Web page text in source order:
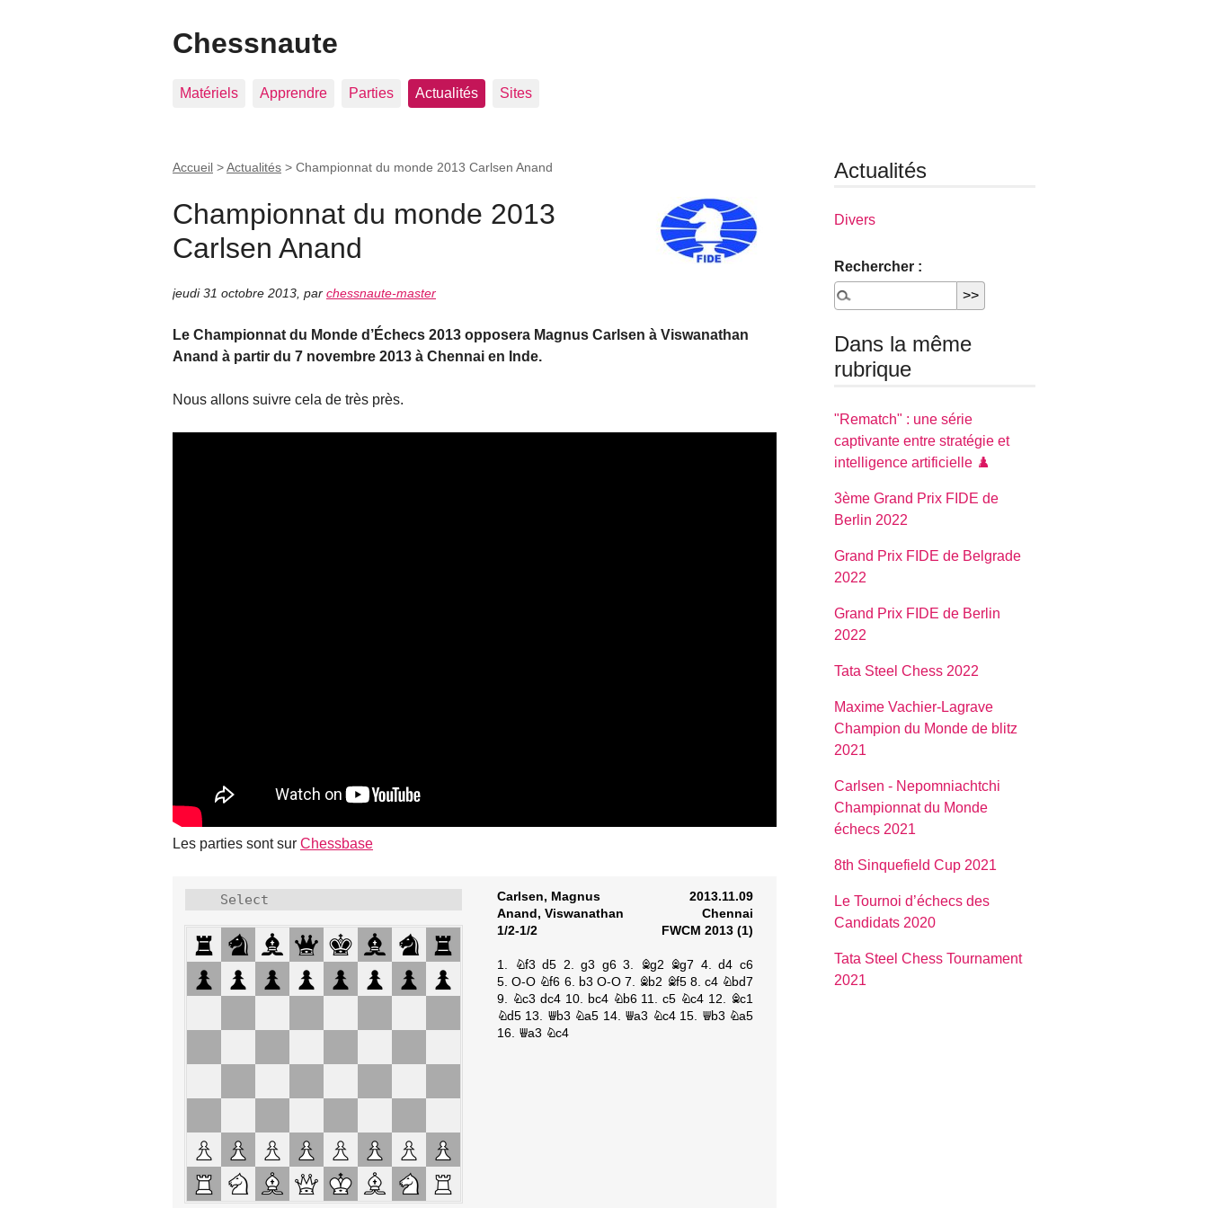
Chessnaute
Matériels Apprendre Parties Actualités Sites
Accueil >Actualités > Championnat du monde 2013 Carlsen Anand
Championnat du monde 2013
Carlsen Anand
jeudi 31 octobre 2013 par chessnaute-master
Le Championnat du Monde d’Échecs 2013 opposera Magnus Carlsen à Viswanathan
Anand à partir du 7 novembre 2013 à Chennai en Inde.
Nous allons suivre cela de très près.
Les parties sont sur Chessbase
Actualités
Divers
Rechercher :
Dans la même
rubrique
"Rematch" : une série
captivante entre stratégie et
intelligence artificielle ♟️
3ème Grand Prix FIDE de
Berlin 2022
Grand Prix FIDE de Belgrade
2022
Grand Prix FIDE de Berlin
2022
Tata Steel Chess 2022
Maxime Vachier-Lagrave
Champion du Monde de blitz
2021
Carlsen - Nepomniachtchi
Championnat du Monde
échecs 2021
8th Sinquefield Cup 2021
Le Tournoi d’échecs des
Candidats 2020
Tata Steel Chess Tournament
2021